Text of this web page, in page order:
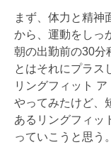
まず、体力と精神
から、運動をしっ
朝の出勤前の30分
とはそれにプラス
リングフィット
やってみたけど、
あるリングフィッ
っていこうと思う。